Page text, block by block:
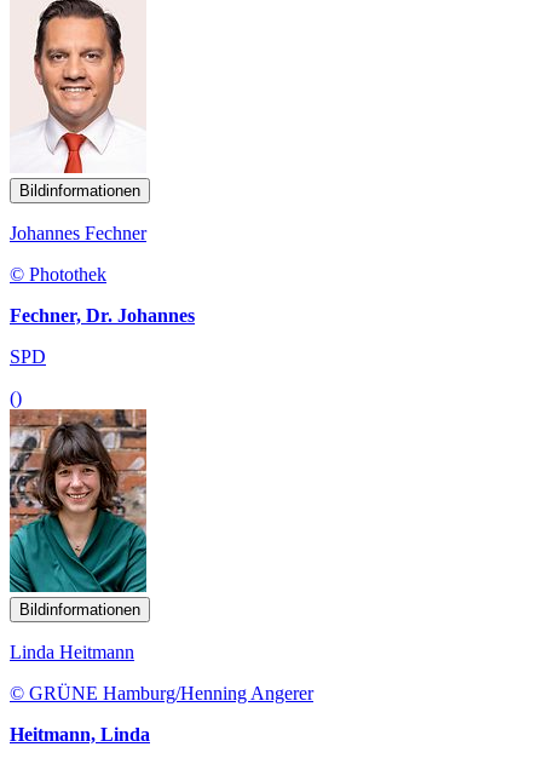
Bildinformationen
Johannes Fechner
© Photothek
Fechner, Dr. Johannes
SPD
()
Bildinformationen
Linda Heitmann
© GRÜNE Hamburg/Henning Angerer
Heitmann, Linda